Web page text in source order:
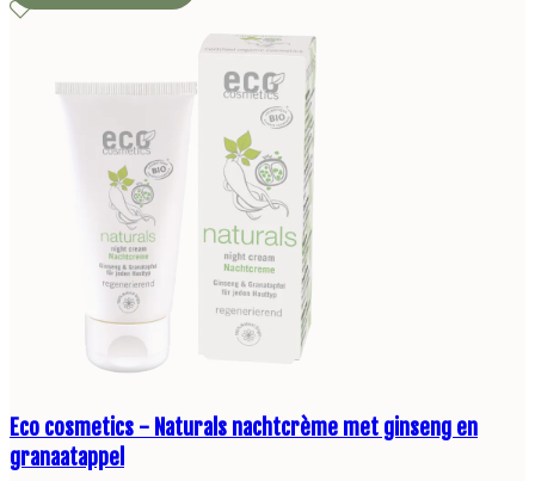
Eco cosmetics - Naturals nachtcrème met ginseng en
granaatappel